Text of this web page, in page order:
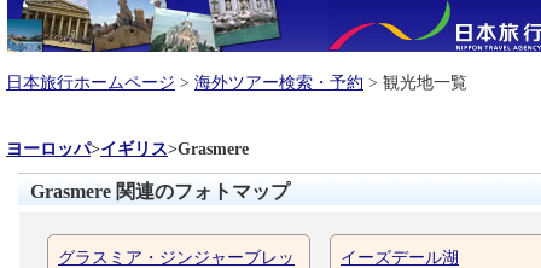
日本旅行ホームページ > 海外ツアー検索・予約 > 観光地一覧
ヨーロッパ>イギリス>Grasmere
Grasmere 関連のフォトマップ
グラスミア・ジンジャーブレッ
イーズデール湖